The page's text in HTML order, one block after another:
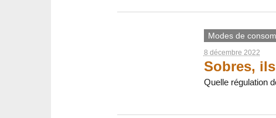
Modes de
8 décembre 2022
Sobres,
Quelle régulation